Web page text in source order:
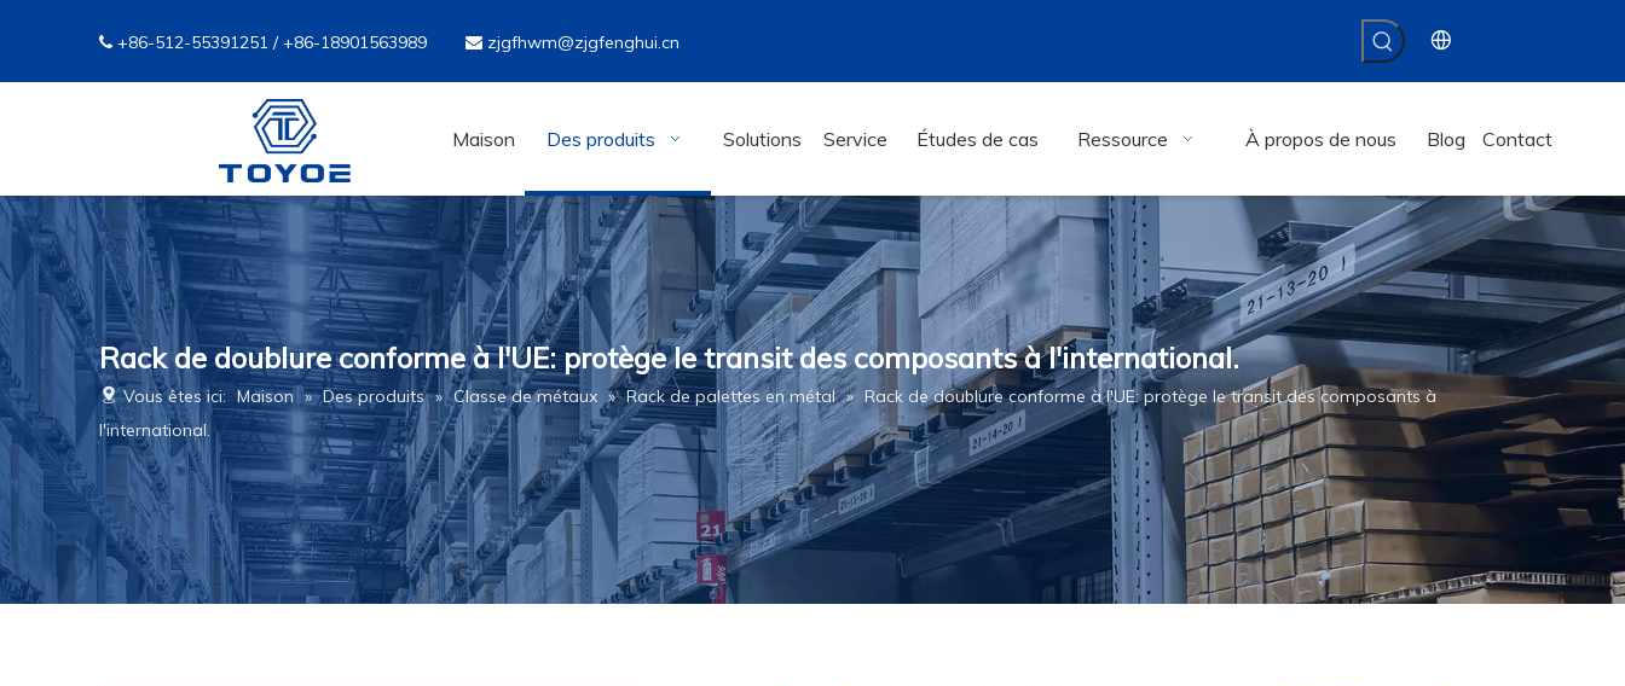
 +86-512-55391251 / +86-18901563989  zjgfhwm@zjgfenghui.cn
Maison Des produits Solutions Service Études de cas Ressource À propos de nous Blog Contact
Rack de doublure conforme à l'UE: protège le transit des composants à l'international.
Vous êtes ici: Maison » Des produits » Classe de métaux » Rack de palettes en métal » Rack de doublure conforme à l'UE: protège le transit des composants à
l'international.